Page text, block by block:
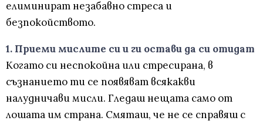
елиминират незабавно стреса и
безпокойството.
1. Приеми мислите си и ги остави да си отидат
Когато си неспокойна или стресирана, в
съзнанието ти се появяват всякакви
налудничави мисли. Гледаш нещата само от
лошата им страна. Смяташ, че не се справяш с